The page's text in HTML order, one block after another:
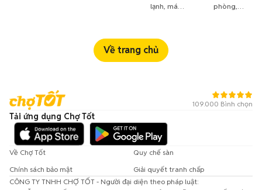
lạnh, máy
phòng,
Về trang chủ
109.000 Bình chọn
Tải ứng dụng Chợ Tốt
Về Chợ Tốt
Quy chế sàn
Chính sách bảo mật
Giải quyết tranh chấp
CÔNG TY TNHH CHỢ TỐT - Người đại diện theo pháp luật: